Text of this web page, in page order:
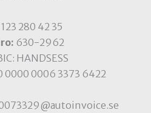
123 280 42 35
630-2962
HANDSESS
0000 0006 3373 6422